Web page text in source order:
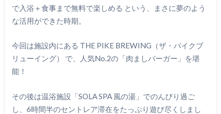
で入浴＋食事まで無料で楽しめる という、まさに夢のよう
な活用ができた時期。
今回は施設内にある THE PIKE BREWING（ザ・パイクブ
リューイング） で、人気No.2の「肉ましバーガー」を堪
能！
その後は温浴施設「SOLA SPA 風の湯」でのんびり過ご
し、6時間半のセントレア滞在をたっぷり遊び尽くしまし